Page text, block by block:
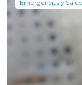
Emergencias y Salud